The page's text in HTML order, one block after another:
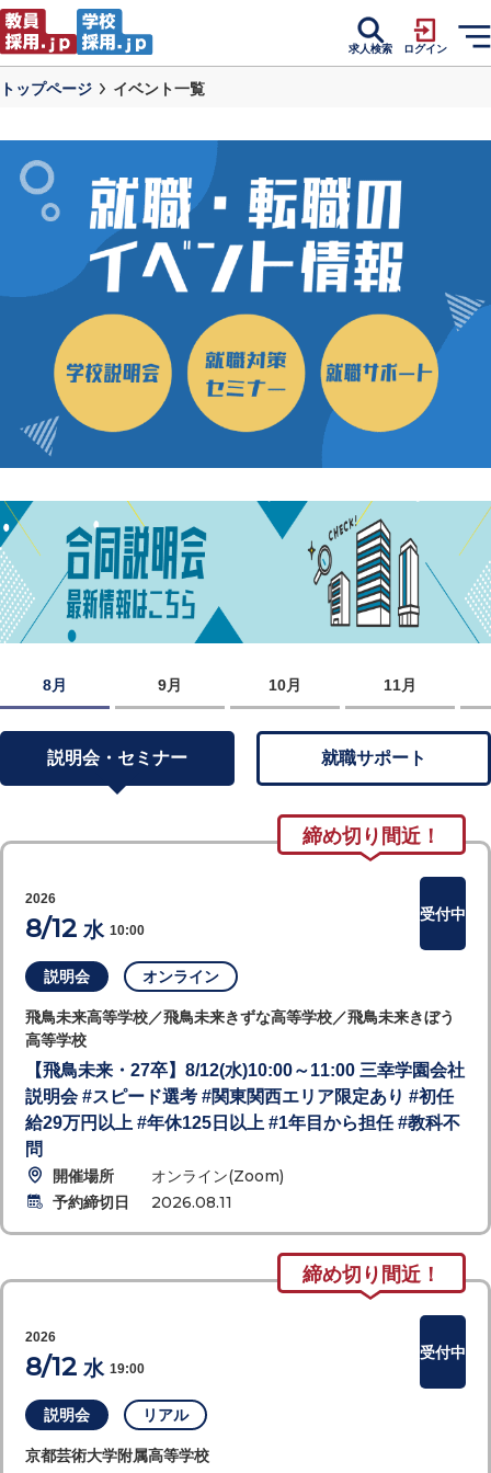
求人検索 ログイン
トップページ イベント一覧
8月 9月 10月 11月
説明会・セミナー 就職サポート
締め切り間近！
説明会 オンライン
飛鳥未来高等学校／飛鳥未来きずな高等学校／飛鳥未来きぼう
高等学校
【飛鳥未来・27卒】8/12(水)10:00～11:00 三幸学園会社
説明会 #スピード選考 #関東関西エリア限定あり #初任
給29万円以上 #年休125日以上 #1年目から担任 #教科不
問
開催場所
オンライン(Zoom)
予約締切日
2026.08.11
2026
8/12 水 10:00
受付中
締め切り間近！
説明会 リアル
京都芸術大学附属高等学校
2026
8/12 水 19:00
受付中